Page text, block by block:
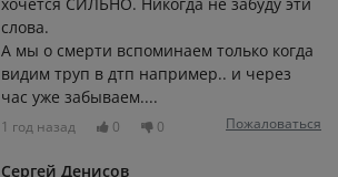
слова.
А мы о смерти вспоминаем только когда
видим труп в дтп например.. и через
час уже забываем....
1 год назад 0 0 Пожаловаться
Сергей Денисов